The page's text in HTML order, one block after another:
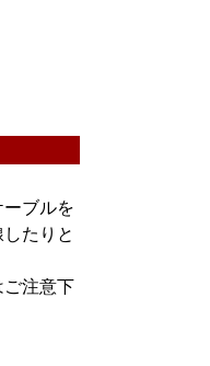
ブルを
たりと
注意下